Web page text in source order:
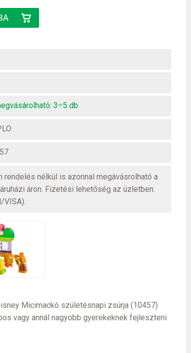
3÷5 db
rendelés nélkül is azonnal megávásrolható a
áron. Fizetési lehetőség az üzletben:
VISA).
Micimackó születésnapi zsúrja (10457)
vagy annál nagyobb gyerekeknek fejleszteni